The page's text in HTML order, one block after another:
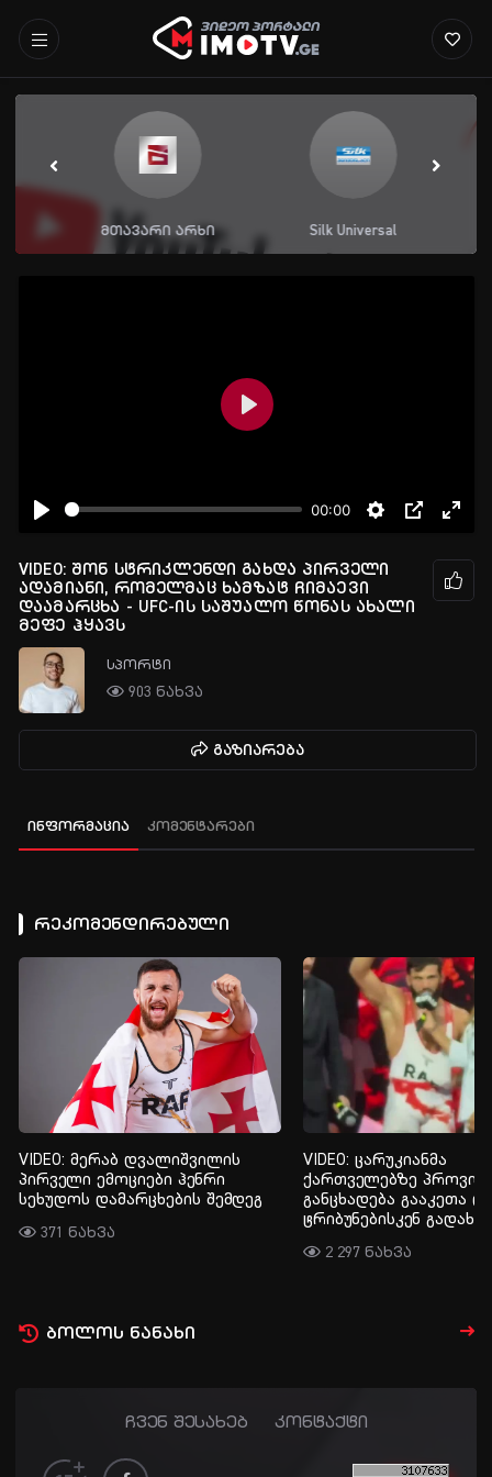
მთავარი არხი Silk Universal
00:00
Play
VIDEO: შონ სტრიკლენდი გახდა პირველი
ადამიანი, რომელმაც ხამზატ ჩიმაევი
დაამარცხა - UFC-ის საშუალო წონას ახალი
მეფე ჰყავს
სპორტი
903 ნახვა
გაზიარება
ინფორმაცია კომენტარები
რეკომენდირებული
VIDEO: მერაბ დვალიშვილის
პირველი ემოციები ჰენრი
სეხუდოს დამარცხების შემდეგ
371 ნახვა
VIDEO: ცარუკიანმა
ქართველებზე
განცხადება გააკეთა
ტრიბუნებისკენ გადახტა
2 297 ნახვა
ბოლოს ნანახი
ჩვენ შესახებ კონტაქტი